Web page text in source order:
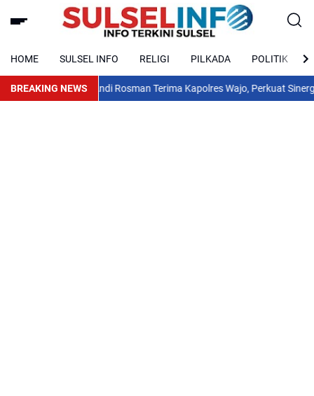
HOME SULSEL INFO RELIGI PILKADA POLITIK
BREAKING NEWS
Bupati Andi Rosman Terima Kapolres Wajo, Perkuat Sinergi